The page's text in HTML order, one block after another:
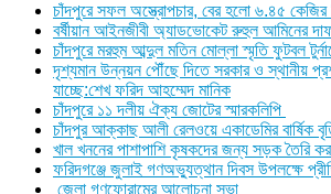
চাঁদপুরে সফল অস্ত্রোপচার, বের হলো ৬.৪৫ কেজির
বর্ষীয়ান আইনজীবী অ্যাডভোকেট রুহুল আমিনের
চাঁদপুরে মরহুম আব্দুল মতিন মোল্লা স্মৃতি ফুটবল
দৃশ্যমান উন্নয়ন পৌঁছে দিতে সরকার ও স্থানীয়
যাচ্ছে:শেখ ফরিদ আহম্মেদ মানিক
চাঁদপুরে ১১ দলীয় ঐক্য জোটের স্মারকলিপি
চাঁদপুর আক্কাছ আলী রেলওয়ে একাডেমির বার্ষিক
খাল খননের পাশাপাশি কৃষকদের জন্য সড়ক তৈরি
ফরিদগঞ্জে জুলাই গণঅভ্যুত্থান দিবস উপলক্ষে
জেলা গণফোরামের আলোচনা সভা